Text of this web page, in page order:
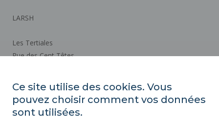
LARSH
Les Tertiales
Rue des Cent Têtes
How to get there
Ce site utilise des cookies. Vous
pouvez choisir comment vos données
sont utilisées.